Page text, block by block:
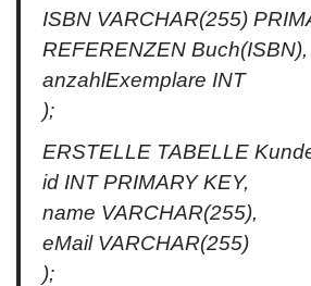
ISBN VARCHAR(255)
REFERENZEN Buch(ISBN),
anzahlExemplare INT
);
ERSTELLE TABELLE
id INT PRIMARY KEY,
name VARCHAR(255),
eMail VARCHAR(255)
);